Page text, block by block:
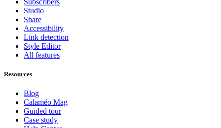
Studio
Share
Accessibility
Link detection
Style Editor
All features
Resources
Blog
Calaméo Mag
Guided tour
Case study